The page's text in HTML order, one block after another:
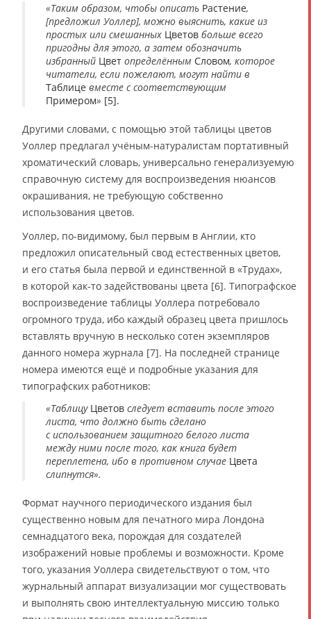
«Таким образом, чтобы описать Растение,
[предложил Уоллер], можно выяснить, какие из
простых или смешанных Цветов больше всего
пригодны для этого, а затем обозначить
избранный Цвет определённым Cловом, которое
читатели, если пожелают, могут найти в
Таблице вместе с соответствующим
Примером» [5].
Другими словами, с помощью этой таблицы цветов
Уоллер предлагал учёным-натуралистам портативный
хроматический словарь, универсально генерализуемую
справочную систему для воспроизведения нюансов
окрашивания, не требующую собственно
использования цветов.
Уоллер, по-видимому, был первым в Англии, кто
предложил описательный свод естественных цветов,
и его статья была первой и единственной в «Трудах»,
в которой как-то задействованы цвета [6]. Типографское
воспроизведение таблицы Уоллера потребовало
огромного труда, ибо каждый образец цвета пришлось
вставлять вручную в несколько сотен экземпляров
данного номера журнала [7]. На последней странице
номера имеются ещё и подробные указания для
типографских работников:
«ТаблицуЦветов следует вставить после этого
листа, что должно быть сделано
с использованием защитного белого листа
между ними после того, как книга будет
переплетена, ибо в противном случае Цвета
слипнутся».
Формат научного периодического издания был
существенно новым для печатного мира Лондона
семнадцатого века, порождая для создателей
изображений новые проблемы и возможности. Кроме
того, указания Уоллера свидетельствуют о том, что
журнальный аппарат визуализации мог существовать
и выполнять свою интеллектуальную миссию только